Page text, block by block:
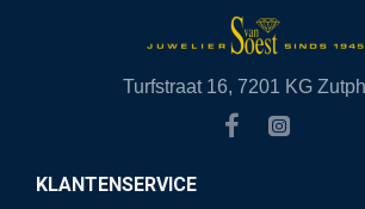
Turfstraat 16, 7201 KG
KLANTENSERVICE